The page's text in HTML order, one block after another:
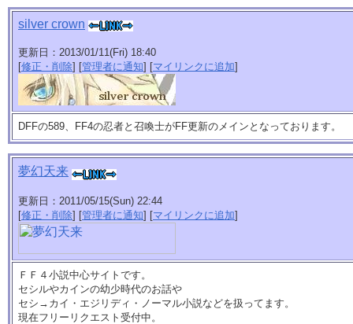
silver crown
更新日：2013/01/11(Fri) 18:40
[修正・削除] [管理者に通知] [マイリンクに追加]
DFFの589、FF4の忍者と召喚士がFF更新のメインとなっております。
夢幻天来
更新日：2011/05/15(Sun) 22:44
[修正・削除] [管理者に通知] [マイリンクに追加]
ＦＦ４小説中心サイトです。
セシルやカインの幼少時代のお話や
セシ→カイ・エジリディ・ノーマル小説などを扱ってます。
現在フリーリクエスト受付中。